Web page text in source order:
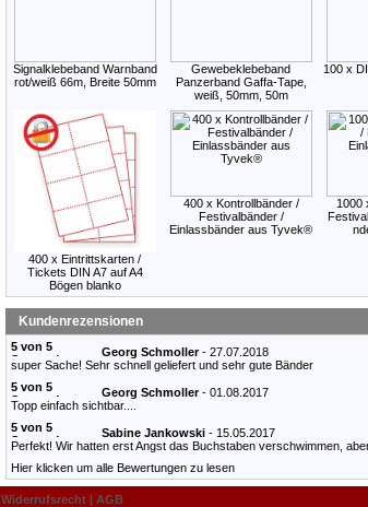
Signalklebeband Warnband
rot/weiß 66m, Breite 50mm
Gewebeklebeband
Panzerband Gaffa-Tape,
weiß, 50mm, 50m
100 x
400 x Eintrittskarten /
Tickets DIN A7 auf A4
Bögen blanko
400 x Kontrollbänder /
Festivalbänder /
Einlassbänder aus Tyvek®
1000
Kundenrezensionen
Georg Schmoller- 27.07.2018
super Sache! Sehr schnell geliefert und sehr gute Bänder
Georg Schmoller- 01.08.2017
Topp einfach sichtbar....
Sabine Jankowski - 15.05.2017
Perfekt! Wir hatten erst Angst das Buchstaben verschwimmen,
Hier klicken um alle Bewertungen zu lesen
Widerrufsrecht | AGB